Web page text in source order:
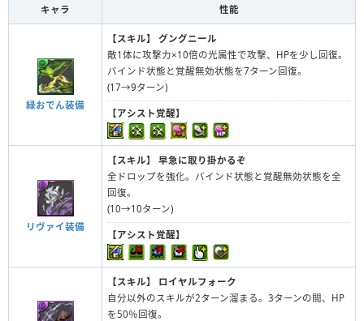
キャラ 性能
緑おでん装備
【スキル】
グングニール
敵1体に攻撃力×10倍の光属性で攻撃、HPを少し回復。
バインド状態と覚醒無効状態を7ターン回復。
(17→9ターン)
【アシスト覚醒】
リヴァイ装備
【スキル】
早急に取り掛かるぞ
全ドロップを強化。バインド状態と覚醒無効状態を全
回復。
(10→10ターン)
【アシスト覚醒】
【スキル】
ロイヤルフォーク
自分以外のスキルが2ターン溜まる。3ターンの間、HP
を50％回復。